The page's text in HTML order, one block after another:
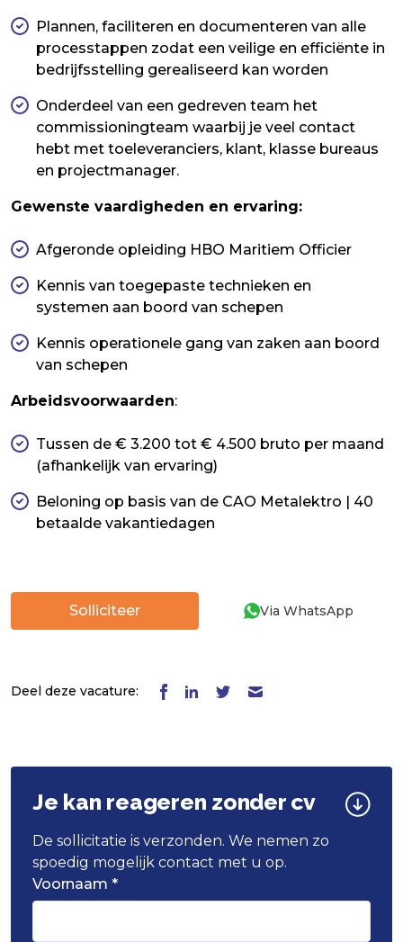
Plannen, faciliteren en documenteren van alle
processtappen zodat een veilige en efficiënte in
bedrijfsstelling gerealiseerd kan worden
Onderdeel van een gedreven team het
commissioningteam waarbij je veel contact
hebt met toeleveranciers, klant, klasse bureaus
en projectmanager.
Gewenste vaardigheden en ervaring:
Afgeronde opleiding HBO Maritiem Officier
Kennis van toegepaste technieken en
systemen aan boord van schepen
Kennis operationele gang van zaken aan boord
van schepen
Arbeidsvoorwaarden:
Tussen de € 3.200 tot € 4.500 bruto per maand
(afhankelijk van ervaring)
Beloning op basis van de CAO Metalektro | 40
betaalde vakantiedagen
Solliciteer Via WhatsApp
Deel deze vacature:
Je kan reageren zonder cv
De sollicitatie is verzonden. We nemen zo
spoedig mogelijk contact met u op.
Voornaam *